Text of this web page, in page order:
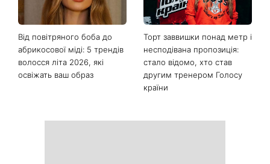
Від повітряного боба до
абрикосової міді: 5 трендів
волосся літа 2026, які
освіжать ваш образ
Торт заввишки понад метр і
несподівана пропозиція:
стало відомо, хто став
другим тренером Голосу
країни